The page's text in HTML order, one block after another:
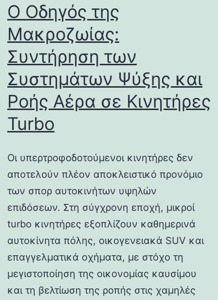
Ο Οδηγός της
Μακροζωίας:
Συντήρηση των
Συστημάτων Ψύξης και
Ροής Αέρα σε Κινητήρες
Turbo
Οι υπερτροφοδοτούμενοι κινητήρες δεν
αποτελούν πλέον αποκλειστικό προνόμιο
των σπορ αυτοκινήτων υψηλών
επιδόσεων. Στη σύγχρονη εποχή, μικροί
turbo κινητήρες εξοπλίζουν καθημερινά
αυτοκίνητα πόλης, οικογενειακά SUV και
επαγγελματικά οχήματα, με στόχο τη
μεγιστοποίηση της οικονομίας καυσίμου
και τη βελτίωση της ροπής στις χαμηλές